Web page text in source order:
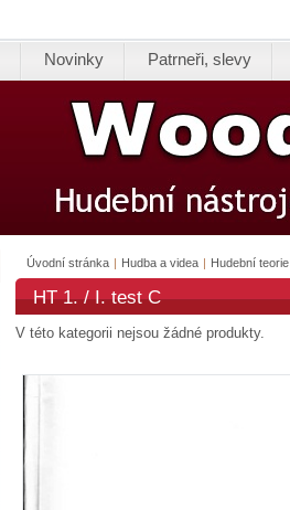
Novinky Patrneři, slevy
Úvodní stránka | Hudba a videa | Hudební teorie
HT 1. / I. test C
V této kategorii nejsou žádné produkty.